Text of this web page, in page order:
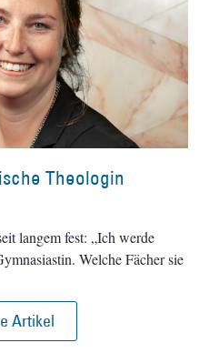
Theologin
langem fest: „Ich werde
Welche Fächer sie
Artikel